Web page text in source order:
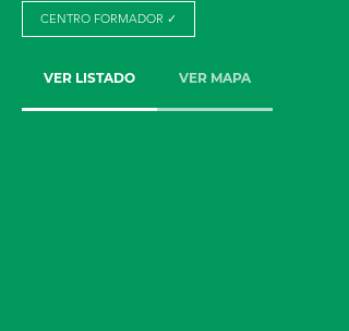
CENTRO FORMADOR ✓
VER LISTADO VER MAPA